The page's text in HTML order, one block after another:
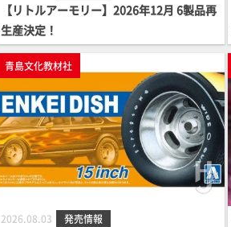
【リトルアーモリー】2026年12月 6製品再
生産決定！
青島文化教材社
2026.08.03 発売情報